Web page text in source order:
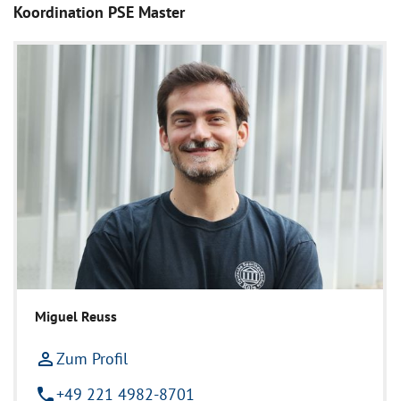
Koordination PSE Master
Miguel Reuss
person_outlineZum Profil
phone+49 221 4982-8701